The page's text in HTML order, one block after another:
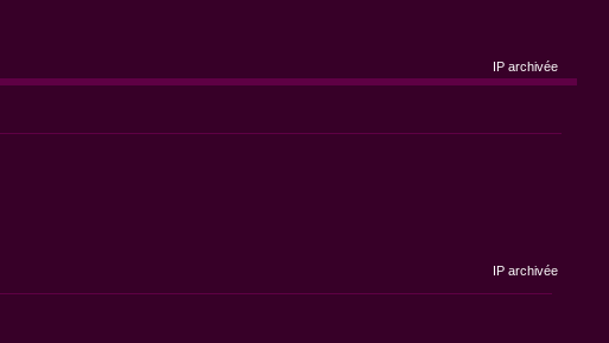
IP archivée
IP archivée